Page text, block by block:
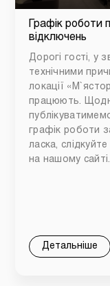
Графік роботи
відключень
Дорогі гості, у
технічними
локації
працюють.
графік роботи
ласка,
на нашому сайті.
Детальніше